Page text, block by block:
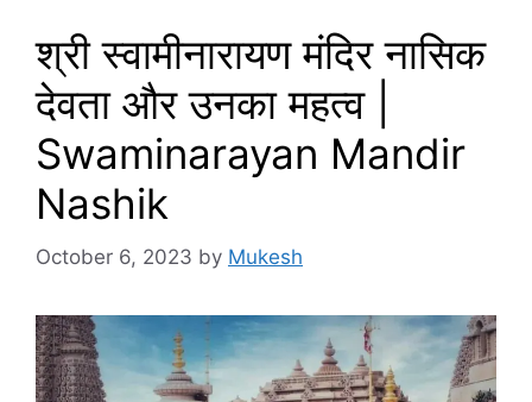
श्री स्वामीनारायण मंदिर नासिक
देवता और उनका महत्व |
Swaminarayan Mandir
Nashik
October 6, 2023 by Mukesh